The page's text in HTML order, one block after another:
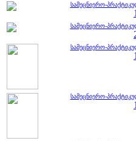
სამეცნიერო-
სამეცნიერო-
სამეცნიერო-
სამეცნიერო-